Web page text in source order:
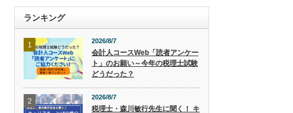
ランキング
1 2026/8/7
会計人コースWeb「読者アンケー
ト」のお願い～今年の税理士試験
どうだった？
2 2026/8/7
税理士・森川敏行先生に聞く！ キ